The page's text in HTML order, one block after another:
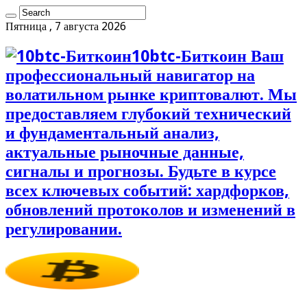
Пятница , 7 августа 2026
10btc-Биткоин Ваш
профессиональный навигатор на
волатильном рынке криптовалют. Мы
предоставляем глубокий технический
и фундаментальный анализ,
актуальные рыночные данные,
сигналы и прогнозы. Будьте в курсе
всех ключевых событий: хардфорков,
обновлений протоколов и изменений в
регулировании.